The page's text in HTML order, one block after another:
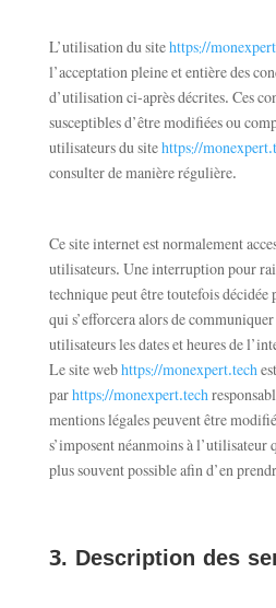
L’utilisation du sitehttps://
l’acceptation pleine et entière des
d’utilisation ci-après décrites. Ces
susceptibles d’être modifiées ou
utilisateurs du sitehttps://
consulter de manière régulière.
Ce site internet est normalement
utilisateurs. Une interruption pour
technique peut être toutefois décidée
qui s’efforcera alors de
utilisateurs les dates et heures de
Le site webhttps://monexpert.tech
parhttps://monexpert.tech
mentions légales peuvent être
s’imposent néanmoins à l’utilisateur
plus souvent possible afin d’en
3. Description des